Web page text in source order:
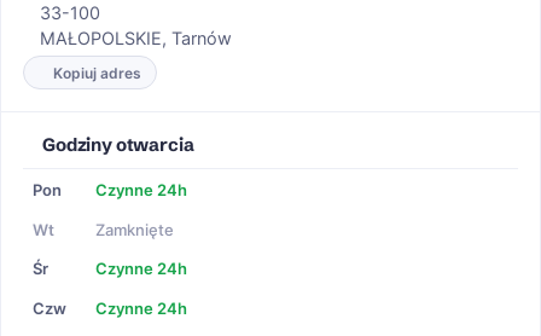
33-100
MAŁOPOLSKIE, Tarnów
Kopiuj adres
Godziny otwarcia
Pon Czynne 24h
Wt Zamknięte
Śr Czynne 24h
Czw Czynne 24h